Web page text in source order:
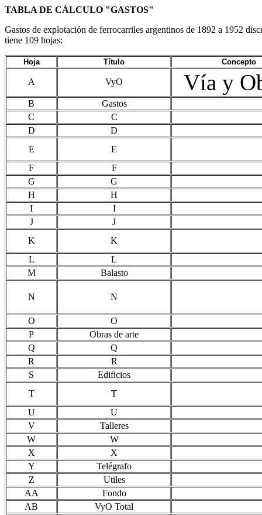
TABLA DE CÁLCULO "GASTOS"
Gastos de explotación de ferrocarriles argentinos de 1892 a 1952
tiene 109 hojas:
Hoja Título Concepto
A VyO Vía y
B
Gastos
C
C
D
D
E
E
F
F
G
G
H
H
I
I
J
J
K
K
L
L
M
Balasto
N N
O
O
P
Obras de arte
Q
Q
R
R
S
Edificios
T
T
U
U
V
Talleres
W
W
X
X
Y
Telégrafo
Z
Utiles
AA
Fondo
AB
VyO Total